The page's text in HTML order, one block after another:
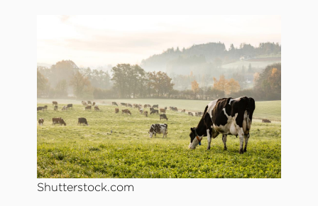
Shutterstock.com